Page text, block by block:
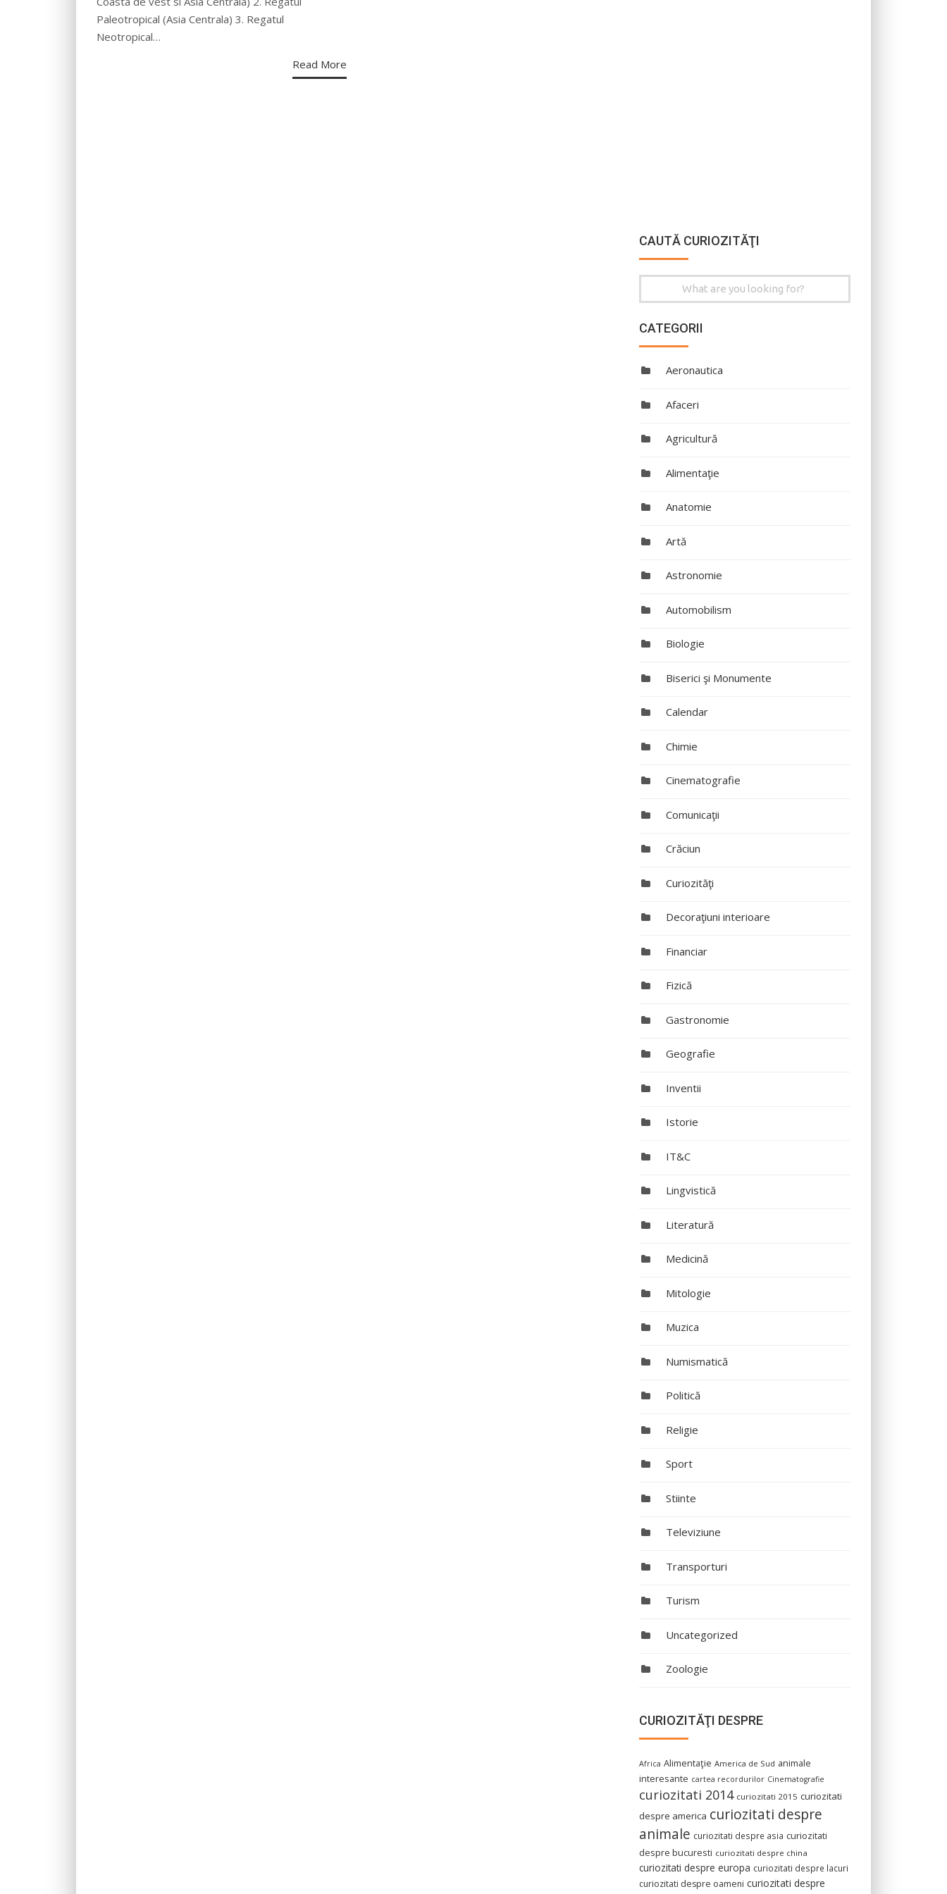
Paleotropical (Asia Centrala) 3. Regatul
Neotropical…
Read More
CAUTĂ CURIOZITĂŢI
Search
CATEGORII
Aeronautica
Afaceri
Agricultură
Alimentaţie
Anatomie
Artă
Astronomie
Automobilism
Biologie
Biserici şi Monumente
Calendar
Chimie
Cinematografie
Comunicaţii
Crăciun
Curiozităţi
Decoraţiuni interioare
Financiar
Fizică
Gastronomie
Geografie
Inventii
Istorie
IT&C
Lingvistică
Literatură
Medicină
Mitologie
Muzica
Numismatică
Politică
Religie
Sport
Stiinte
Televiziune
Transporturi
Turism
Uncategorized
Zoologie
CURIOZITĂŢI DESPRE
Africa Alimentaţie America de Sud animale
interesante cartea recordurilor Cinematografie
curiozitati 2014 curiozitati 2015 curiozitati
despre america curiozitati despre
animale curiozitati despre asia curiozitati
despre bucuresti curiozitati despre china
curiozitati despre europa curiozitati despre lacuri
curiozitati despre oameni curiozitati despre